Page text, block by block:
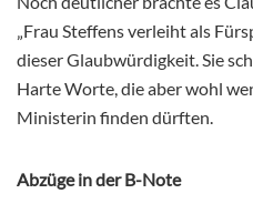
„Frau Steffens verleiht als
dieser Glaubwürdigkeit. Sie
Harte Worte, die aber wohl
Ministerin finden dürften.
Abzüge in der B-Note